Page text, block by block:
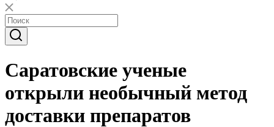
Саратовские ученые
открыли необычный метод
доставки препаратов